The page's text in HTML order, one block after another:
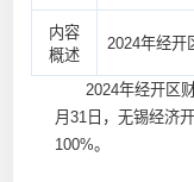
内容
概述
2024年经开
2024年经开区财
月31日，无锡经济
100%。